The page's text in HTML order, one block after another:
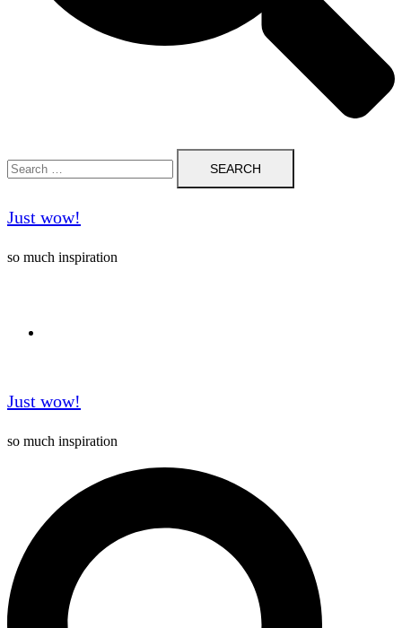
Search
for:
Just wow!
so much inspiration
Just wow!
so much inspiration